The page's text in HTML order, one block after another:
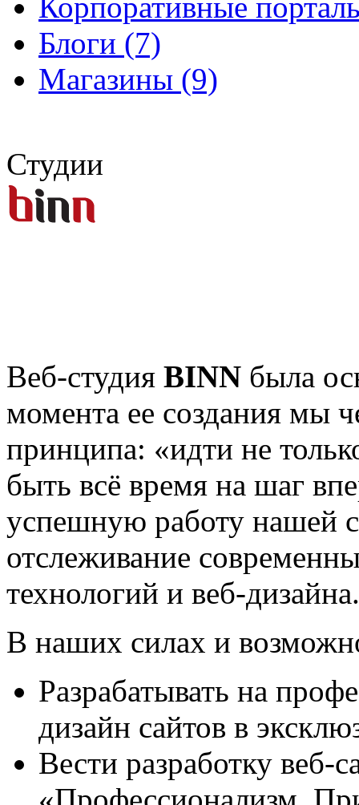
Блоги (7)
Магазины (9)
Студии
Веб-студия BINN была
момента ее создания мы
принципа: «идти не
быть всё время на шаг
успешную работу нашей
отслеживание
технологий и веб-дизайна.
В наших силах и
Разрабатывать на
дизайн сайтов в
Вести разработку веб-